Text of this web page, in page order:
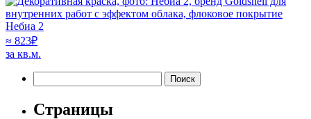
Небиа 2
≈ 823₽
за кв.м.
Страницы